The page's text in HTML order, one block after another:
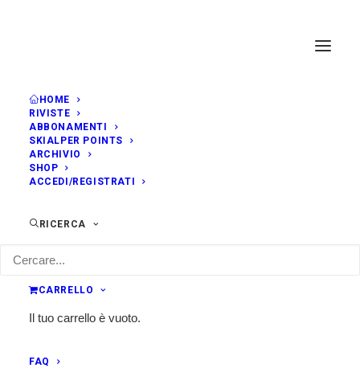
HOME
RIVISTE
ABBONAMENTI
SKIALPER POINTS
ARCHIVIO
SHOP
ACCEDI/REGISTRATI
RICERCA
CARRELLO
Il tuo carrello è vuoto.
FAQ